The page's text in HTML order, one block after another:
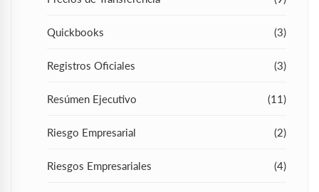
Quickbooks (3)
Registros Oficiales (3)
Resúmen Ejecutivo (11)
Riesgo Empresarial (2)
Riesgos Empresariales (4)